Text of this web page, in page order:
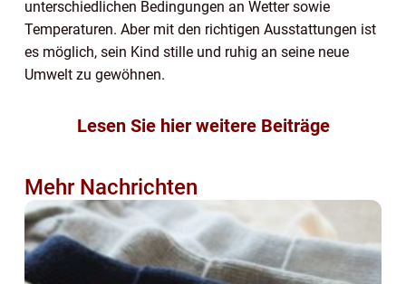
unterschiedlichen Bedingungen an Wetter sowie
Temperaturen. Aber mit den richtigen Ausstattungen ist
es möglich, sein Kind stille und ruhig an seine neue
Umwelt zu gewöhnen.
Lesen Sie hier weitere Beiträge
Mehr Nachrichten